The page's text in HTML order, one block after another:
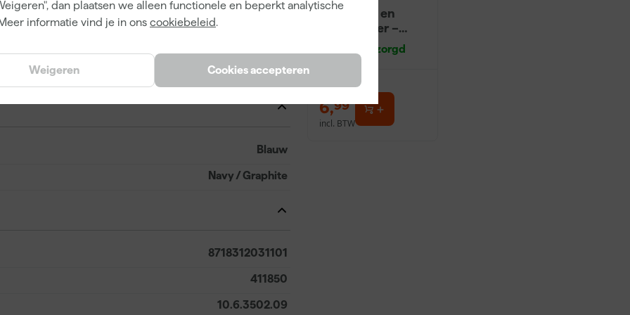
dan plaatsen we alleen functionele en beperkt analytische
informatie vind je in ons cookiebeleid.
Cookies accepteren
Weigeren Vest
Blauw
Navy / Graphite
8718312031101
411850
10.6.3502.09
Ontvetter en
Verfreiniger –
Morgen bezorgd
6,99
incl. BTW